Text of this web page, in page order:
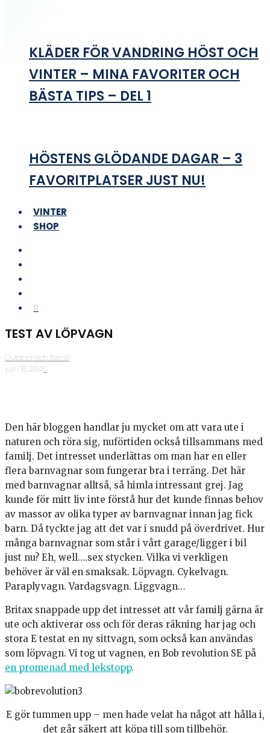
KLÄDER FÖR VANDRING HÖST OCH
VINTER – MINA FAVORITER OCH
BÄSTA TIPS – DEL 1
HÖSTENS GLÖDANDE DAGAR – 3
FAVORITPLATSER JUST NU!
VINTER
SHOP
0
TEST AV LÖPVAGN
Outdoor och familj
·juni 16, 2014·0
Den här bloggen handlar ju mycket om att vara ute i
naturen och röra sig, nuförtiden också tillsammans med
familj. Det intresset underlättas om man har en eller
flera barnvagnar som fungerar bra i terräng. Det här
med barnvagnar alltså, så himla intressant grej. Jag
kunde för mitt liv inte förstå hur det kunde finnas behov
av massor av olika typer av barnvagnar innan jag fick
barn. Då tyckte jag att det var i snudd på överdrivet. Hur
många barnvagnar som står i vårt garage/ligger i bil
just nu? Eh, well….sex stycken. Vilka vi verkligen
behöver är väl en smaksak. Löpvagn. Cykelvagn.
Paraplyvagn. Vardagsvagn. Liggvagn…
Britax snappade upp det intresset att vår familj gärna är
ute och aktiverar oss och för deras räkning har jag och
stora E testat en ny sittvagn, som också kan användas
som löpvagn. Vi tog ut vagnen, en Bob revolution SE på
en promenad med lekstopp.
E gör tummen upp – men hade velat ha något att hålla i,
det går säkert att köpa till som tillbehör.